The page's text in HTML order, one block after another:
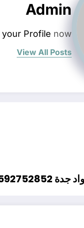
Admin
your Profile now.
View All Posts